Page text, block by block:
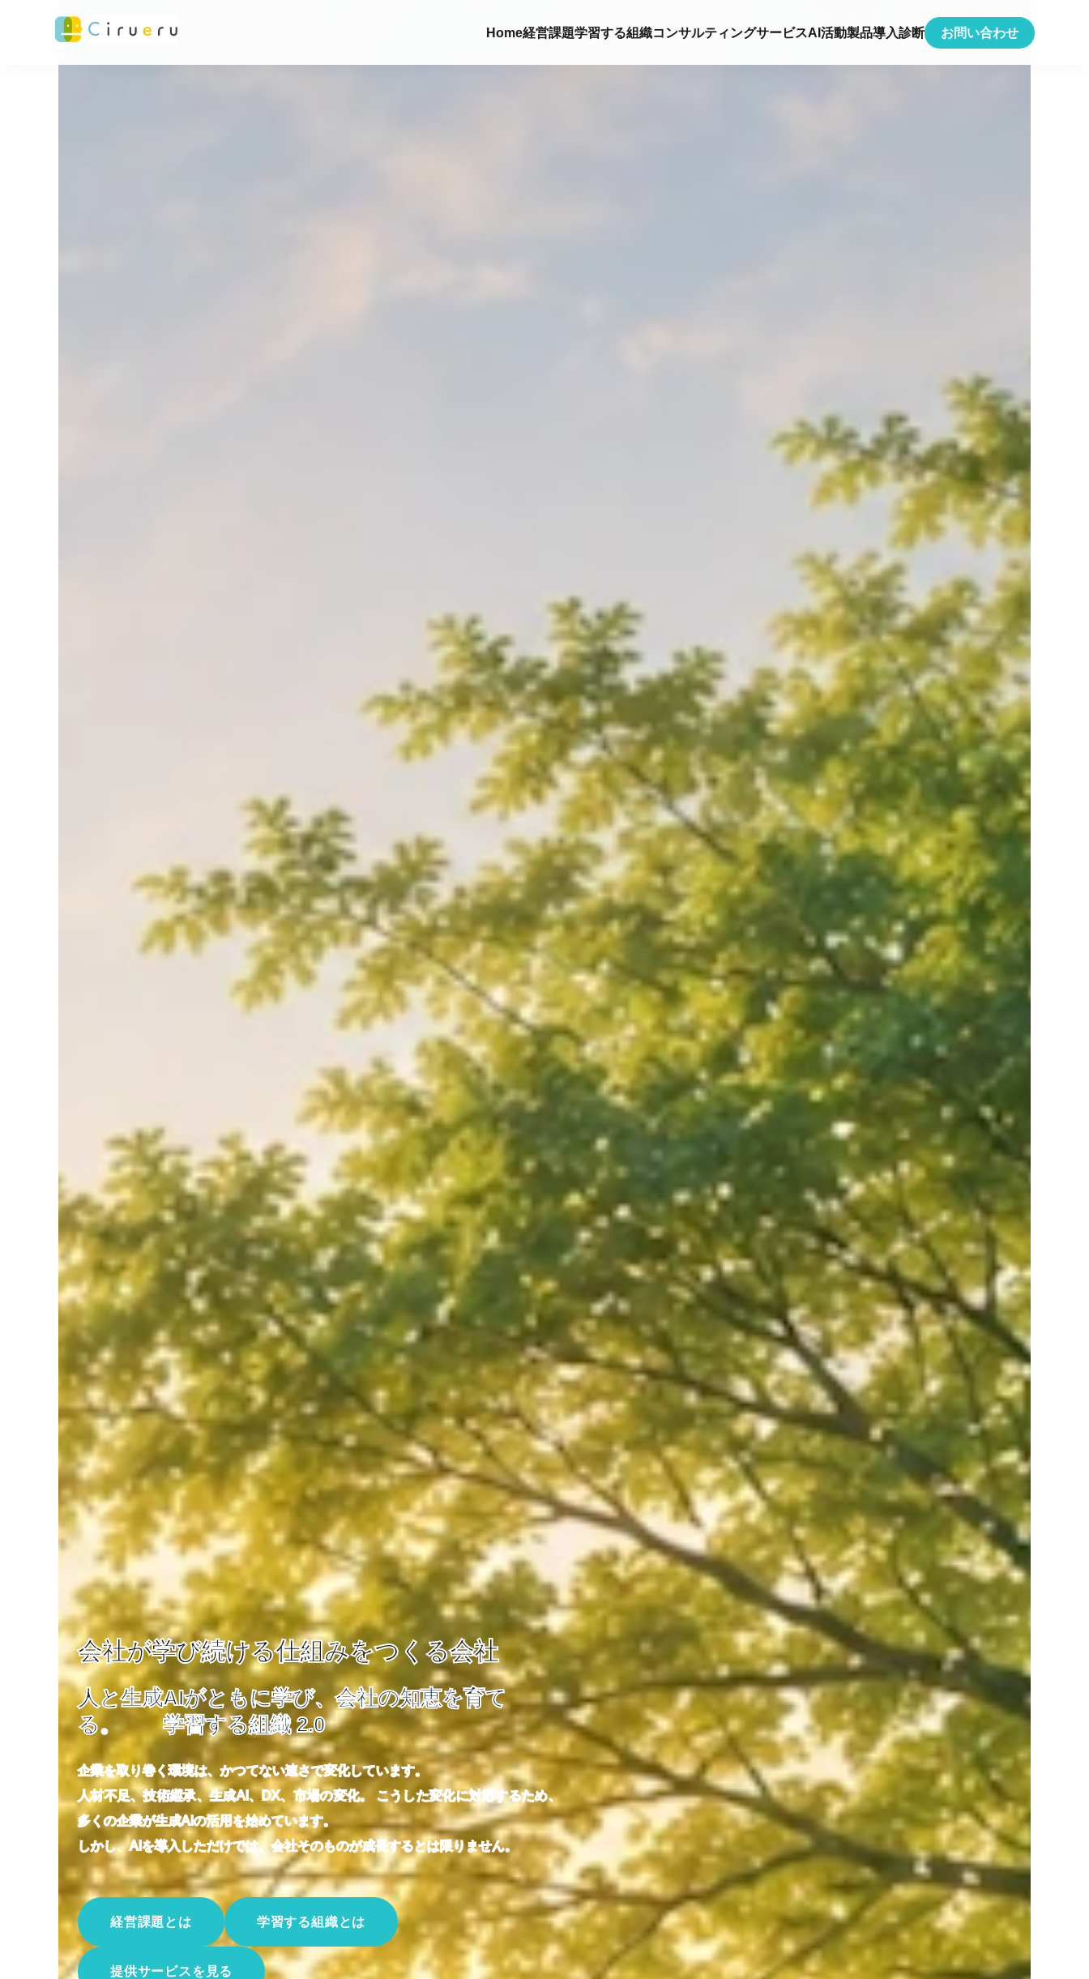
Home経営課題学習する組織コンサルティングサービスAI活動製品導入診断 お問い合わせ
会社が学び続ける仕組みをつくる会社
人と生成AIがともに学び、会社の知恵を育て
る。 学習する組織 2.0
企業を取り巻く環境は、かつてない速さで変化しています。
人材不足、技術継承、生成AI、DX、市場の変化。 こうした変化に対応するため、
多くの企業が生成AIの活用を始めています。
しかし、AIを導入しただけでは、会社そのものが成長するとは限りません。
経営課題とは 学習する組織とは
提供サービスを見る